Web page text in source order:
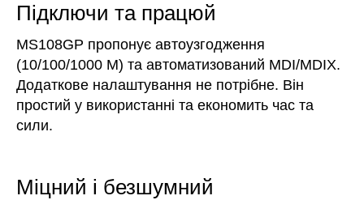
Підключи та працюй
MS108GP пропонує автоузгодження
(10/100/1000 М) та автоматизований MDI/MDIX.
Додаткове налаштування не потрібне. Він
простий у використанні та економить час та
сили.
Міцний і безшумний